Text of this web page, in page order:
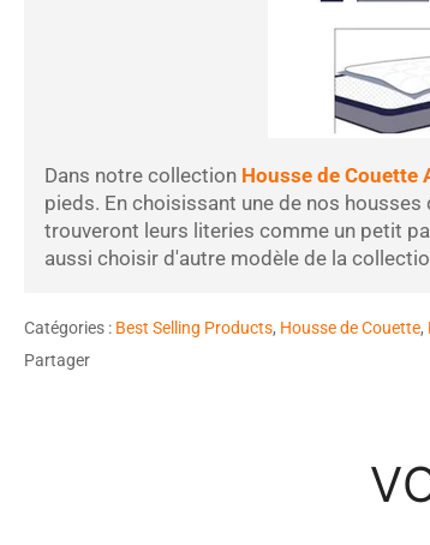
Dans notre collection Housse de Couette
pieds. En choisissant une de nos
trouveront leurs literies comme un petit
aussi choisir d'autre modèle de la
Catégories : Best Selling Products, Housse de Couette,
Partager